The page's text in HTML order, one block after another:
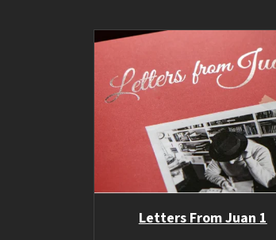
Letters From Juan 1